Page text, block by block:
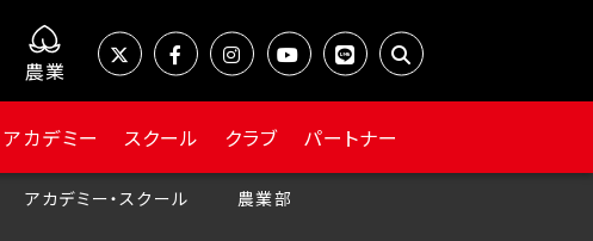
農業
アカデミー スクール クラブ パートナー
アカデミー・スクール 農業部